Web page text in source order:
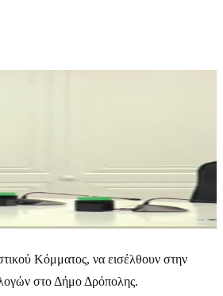
Κόμματος, να εισέλθουν στην
στο Δήμο Δρόπολης.